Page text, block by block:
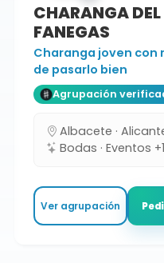
CHARANGA
FANEGAS
Charanga joven con
de pasarlo bien
Agrupación
Albacete ·
Bodas · Eventos
Ver agrupación